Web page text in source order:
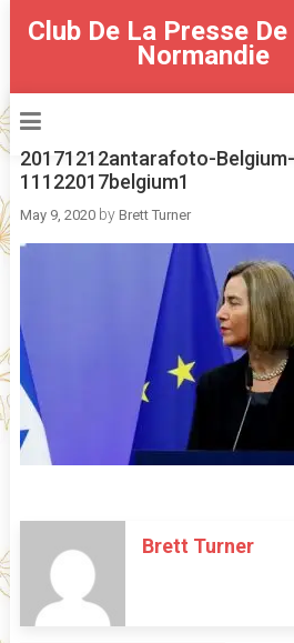
Club De La Presse
Normandie
20171212antarafoto-
11122017belgium1
May 9, 2020by Brett Turner
Brett Turner